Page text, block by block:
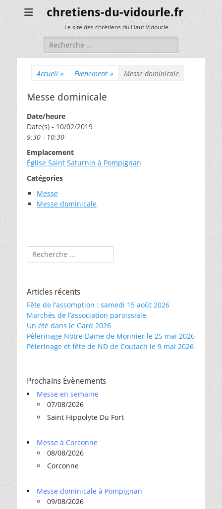
chretiens-du-vidourle.fr
Le site des chrétiens du Haut Vidourle
Rechercher :
Accueil » Évènement » Messe dominicale
Messe dominicale
Date/heure
Date(s) - 10/02/2019
9:30 - 10:30
Emplacement
Église Saint Saturnin à Pompignan
Catégories
Messe
Messe dominicale
Rechercher :
Articles récents
Fête de l’assomption : samedi 15 août 2026
Marchés de l’association paroissiale
Un été dans le Gard 2026
Pèlerinage Notre Dame de Monnier le 25 mai 2026
Pèlerinage et fête de ND de Coutach le 9 mai 2026
Prochains Évènements
Messe en semaine
07/08/2026
Saint Hippolyte Du Fort
Messe à Corconne
08/08/2026
Corconne
Messe dominicale à Pompignan
09/08/2026